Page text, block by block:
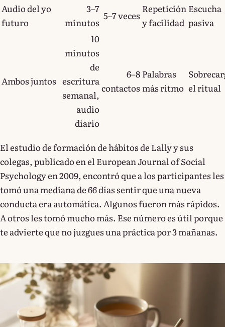
Audio del yo
futuro
3–7
minutos
5–7 veces
Repetición
y facilidad
Escucha
pasiva
Ambos juntos
10
minutos
de
escritura
semanal,
audio
diario
6–8
contactos
Palabras
más ritmo el ritual
El estudio de formación de hábitos de Lally y sus
colegas, publicado en el European Journal of Social
Psychology en 2009, encontró que a los participantes les
tomó una mediana de 66 días sentir que una nueva
conducta era automática. Algunos fueron más rápidos.
A otros les tomó mucho más. Ese número es útil porque
te advierte que no juzgues una práctica por 3 mañanas.